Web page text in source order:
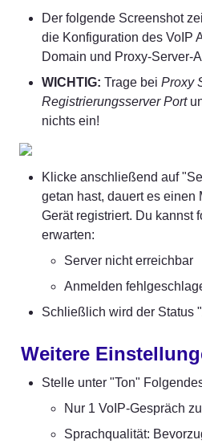
Der folgende Screenshot
die Konfiguration des VoIP
Domain und Proxy-Server-
WICHTIG: Trage bei Proxy
Registrierungsserver Port
nichts ein!
Klicke anschließend auf
getan hast, dauert es einen
Gerät registriert. Du kannst
erwarten:
Server nicht erreichbar
Anmelden
Schließlich wird der Status
Weitere
Stelle unter "Ton"
Nur 1 VoIP-Gespräch
Sprachqualität: